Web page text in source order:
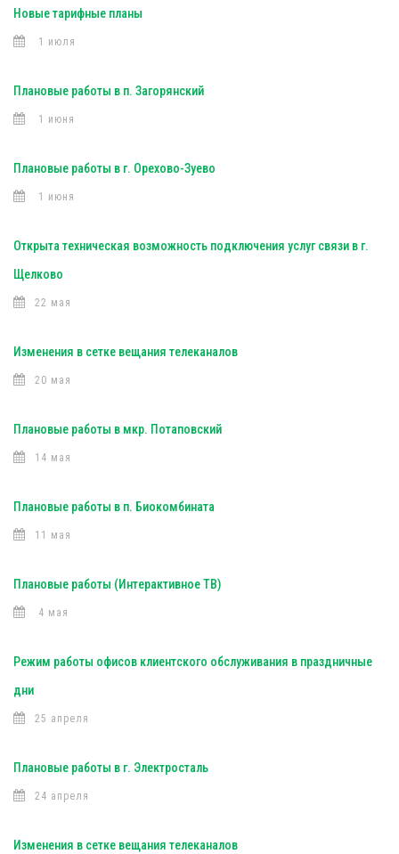
Новые тарифные планы
1 июля
Плановые работы в п. Загорянский
1 июня
Плановые работы в г. Орехово-Зуево
1 июня
Открыта техническая возможность подключения услуг связи в г.
Щелково
22 мая
Изменения в сетке вещания телеканалов
20 мая
Плановые работы в мкр. Потаповский
14 мая
Плановые работы в п. Биокомбината
11 мая
Плановые работы (Интерактивное ТВ)
4 мая
Режим работы офисов клиентского обслуживания в праздничные
дни
25 апреля
Плановые работы в г. Электросталь
24 апреля
Изменения в сетке вещания телеканалов